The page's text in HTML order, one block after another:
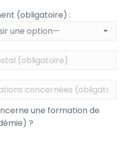
(obligatoire) :
une formation de
?